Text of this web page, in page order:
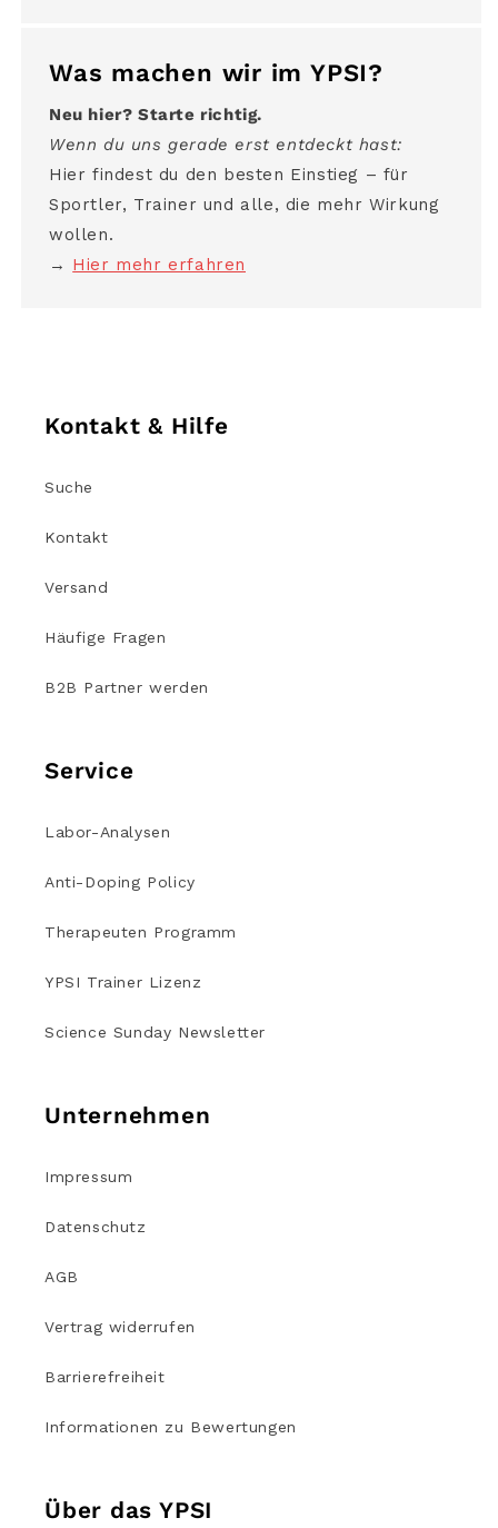
Was machen wir im YPSI?
Neu hier? Starte richtig.
Wenn du uns gerade erst entdeckt hast:
Hier findest du den besten Einstieg – für
Sportler, Trainer und alle, die mehr Wirkung
wollen.
→ Hier mehr erfahren
Kontakt & Hilfe
Suche
Kontakt
Versand
Häufige Fragen
B2B Partner werden
Service
Labor-Analysen
Anti-Doping Policy
Therapeuten Programm
YPSI Trainer Lizenz
Science Sunday Newsletter
Unternehmen
Impressum
Datenschutz
AGB
Vertrag widerrufen
Barrierefreiheit
Informationen zu Bewertungen
Über das YPSI